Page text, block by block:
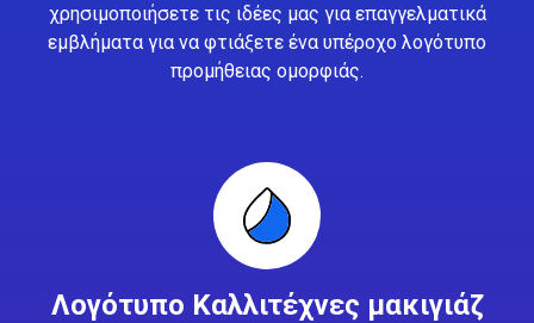
χρησιμοποιήσετε τις ιδέες μας για επαγγελματικά
εμβλήματα για να φτιάξετε ένα υπέροχο λογότυπο
προμήθειας ομορφιάς.
Λογότυπο Καλλιτέχνες μακιγιάζ